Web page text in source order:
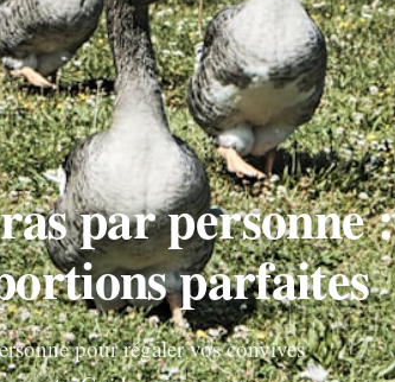
par personne :
parfaites
pour régaler vos convives